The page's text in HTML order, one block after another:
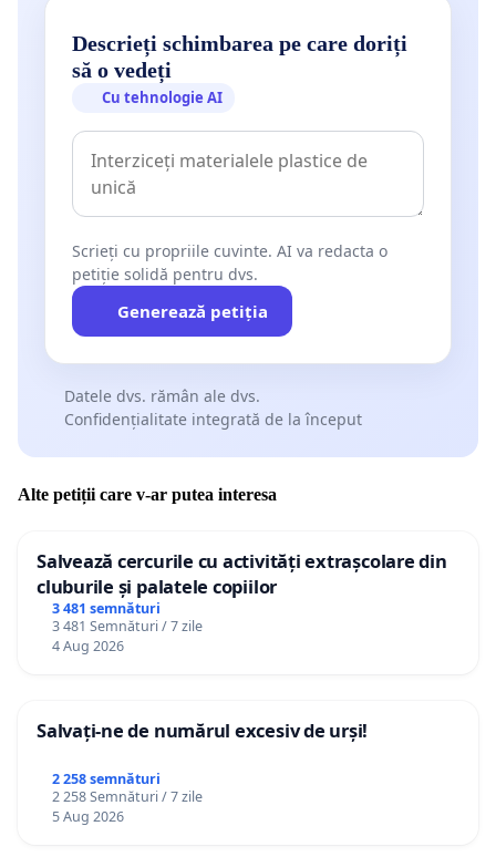
Descrieți schimbarea pe care doriți
să o vedeți
Cu tehnologie AI
Scrieți cu propriile cuvinte. AI va redacta o
petiție solidă pentru dvs.
Generează petiția
Datele dvs. rămân ale dvs.
Confidențialitate integrată de la început
Alte petiții care v-ar putea interesa
Salvează cercurile cu activități extrașcolare din
cluburile și palatele copiilor
3 481 semnături
3 481 Semnături / 7 zile
4 Aug 2026
Salvați-ne de numărul excesiv de urși!
2 258 semnături
2 258 Semnături / 7 zile
5 Aug 2026